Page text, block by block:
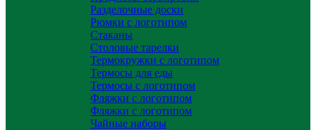
Разделочные доски
Рюмки с логотипом
Стаканы
Столовые тарелки
Термокружки с логотипом
Термосы для еды
Термосы с логотипом
Фляжки с логотипом
Фляжки с логотипом
Чайные наборы